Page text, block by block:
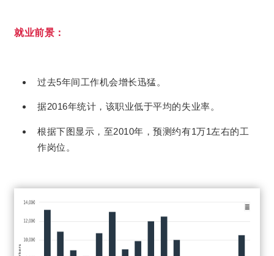
就业前景：
过去5年间工作机会增长迅猛。
据2016年统计，该职业低于平均的失业率。
根据下图显示，至2010年，预测约有1万1左右的工
作岗位。